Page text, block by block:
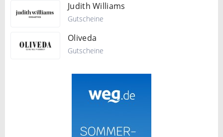
Judith Williams
Gutscheine
Oliveda
Gutscheine